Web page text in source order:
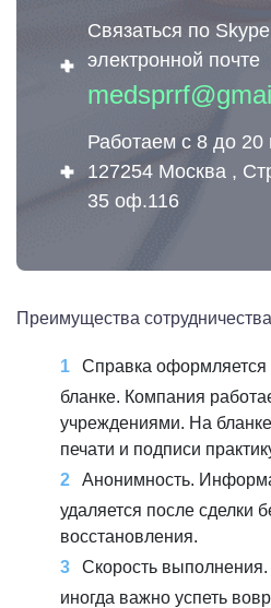
Связаться по
электронной почте
Работаем с 8 до
127254 Москва ,
35 оф.116
Преимущества
Справка оформляется
бланке. Компания
учреждениями. На
печати и подписи
Анонимность.
удаляется после сделки
восстановления.
Скорость
иногда важно успеть